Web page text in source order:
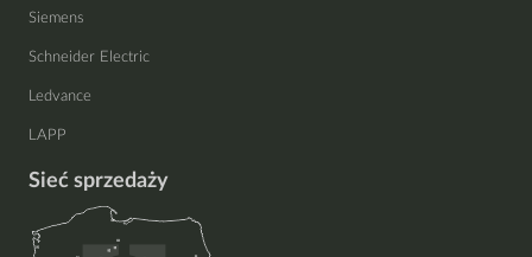
Siemens
Schneider Electric
Ledvance
LAPP
Sieć sprzedaży